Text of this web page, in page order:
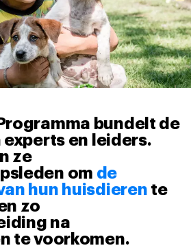
bundelt de
experts en leiders.
ze
om de
hun huisdieren te
zo
na
te voorkomen.